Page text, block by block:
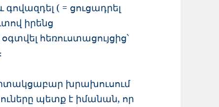
( = ցուցադրել
իրենց
հեռուստացույցից՝
խրախուսում
պետք է իմանան, որ